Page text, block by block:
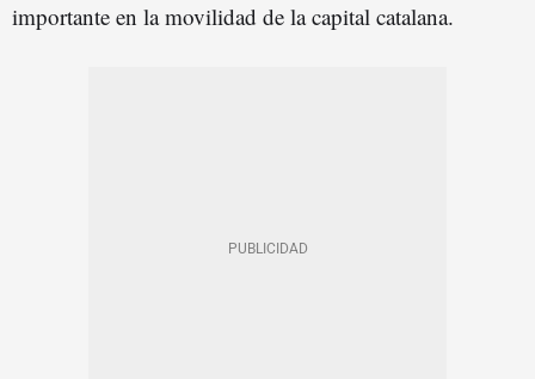
importante en la movilidad de la capital catalana.